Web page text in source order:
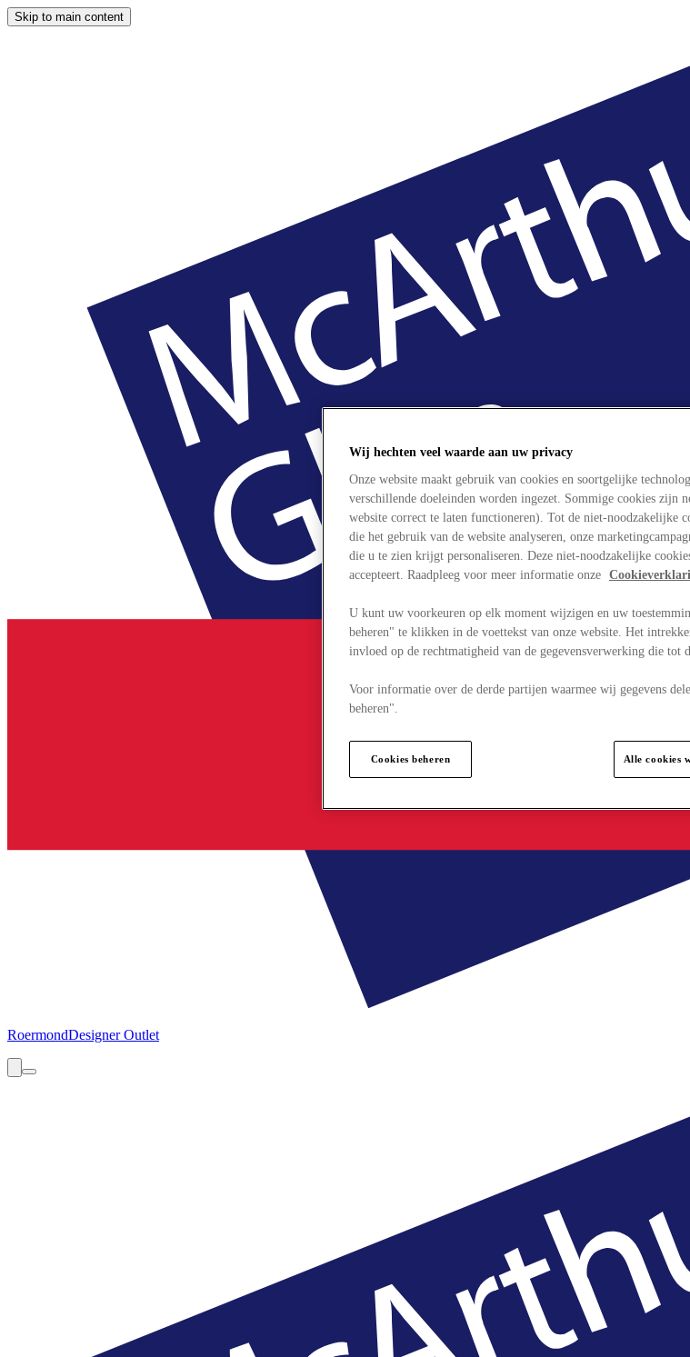
Skip to main content
RoermondDesigner Outlet
Wij hechten veel waarde aan uw privacy
Onze website maakt gebruik van cookies en soortgelijke
verschillende doeleinden worden ingezet. Sommige cookies zijn
website correct te laten functioneren). Tot de niet-noodzakelijke
die het gebruik van de website analyseren, onze
die u te zien krijgt personaliseren. Deze niet-noodzakelijke
accepteert. Raadpleeg voor meer informatie onze
U kunt uw voorkeuren op elk moment wijzigen en uw
beheren" te klikken in de voettekst van onze website. Het
invloed op de rechtmatigheid van de gegevensverwerking die tot
Voor informatie over de derde partijen waarmee wij gegevens
beheren".
Cookies beheren Alle cookies